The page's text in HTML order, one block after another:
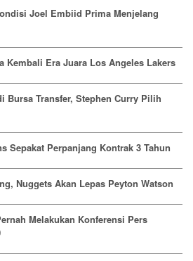
Joel Embiid Prima Menjelang
Kembali Era Juara Los Angeles Lakers
Bursa Transfer, Stephen Curry Pilih
Sepakat Perpanjang Kontrak 3 Tahun
Nuggets Akan Lepas Peyton Watson
Melakukan Konferensi Pers